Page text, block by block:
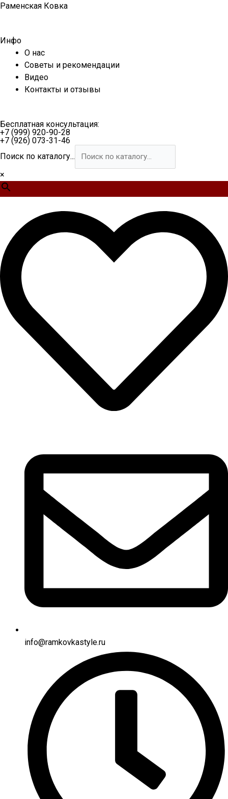
Перейти
Раменская Ковка
Инфо
О нас
Советы и рекомендации
Видео
Контакты и отзывы
Бесплатная консультация:
+7 (999) 920-90-28
+7 (926) 073-31-46
Поиск по каталогу...
×
info@ramkovkastyle.ru